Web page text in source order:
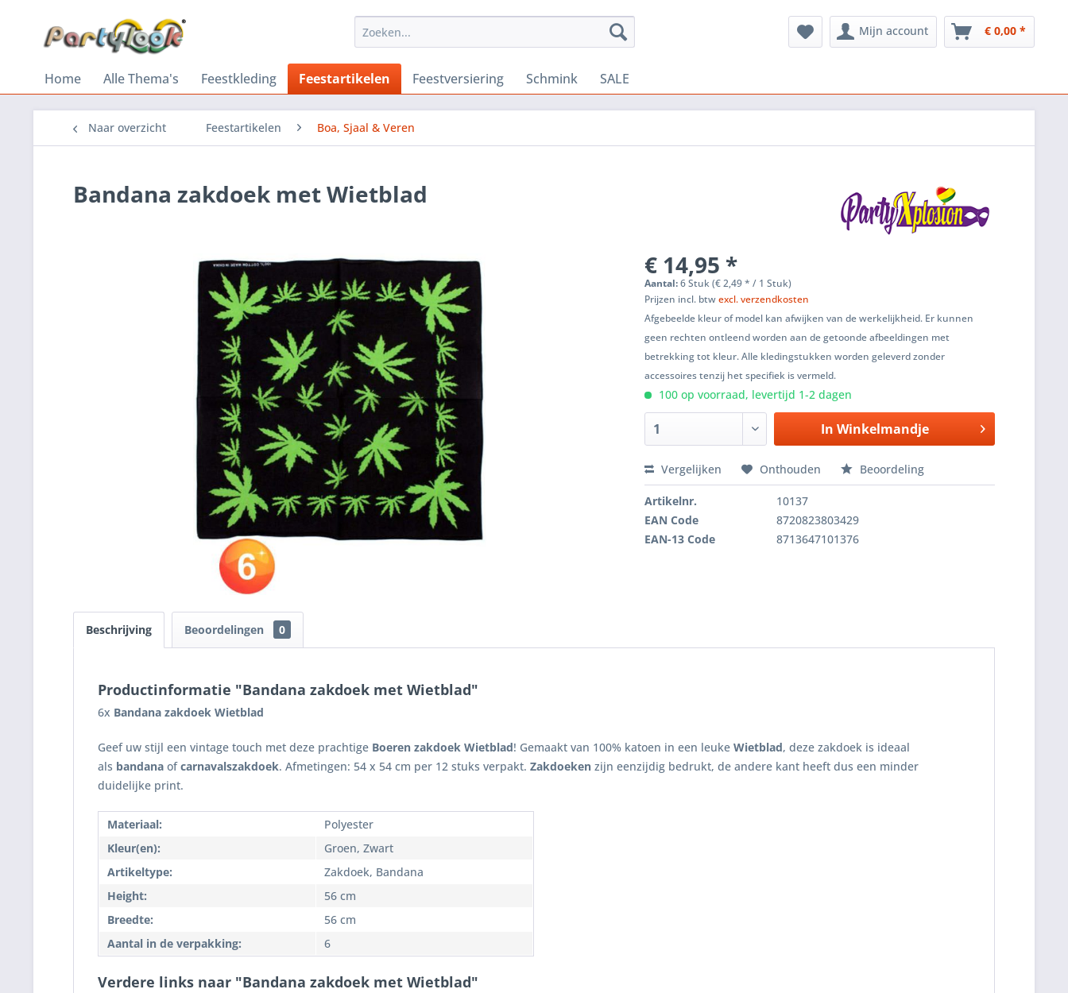
Mijn account € 0,00 *
Home Alle Thema's Feestkleding Feestartikelen Feestversiering Schmink SALE
Naar overzicht Feestartikelen Boa, Sjaal & Veren
Bandana zakdoek met Wietblad
€ 14,95 *
Aantal:6 Stuk (€ 2,49 * / 1 Stuk)
Prijzen incl. btwexcl. verzendkosten
Afgebeelde kleur of model kan afwijken van de werkelijkheid. Er kunnen
geen rechten ontleend worden aan de getoonde afbeeldingen met
betrekking tot kleur. Alle kledingstukken worden geleverd zonder
accessoires tenzij het specifiek is vermeld.
100 op voorraad, levertijd 1-2 dagen
In Winkelmandje
Vergelijken Onthouden Beoordeling
Artikelnr.
10137
EAN Code
8720823803429
EAN-13 Code
8713647101376
Beschrijving Beoordelingen 0
Productinformatie "Bandana zakdoek met Wietblad"
6x Bandana zakdoek Wietblad
Geef uw stijl een vintage touch met deze prachtige Boeren zakdoek Wietblad! Gemaakt van 100% katoen in een leuke Wietblad, deze zakdoek is ideaal
als bandana ofcarnavalszakdoek. Afmetingen: 54 x 54 cm per 12 stuks verpakt. Zakdoeken zijn eenzijdig bedrukt, de andere kant heeft dus een minder
duidelijke print.
Materiaal:
Polyester
Kleur(en):
Groen, Zwart
Artikeltype:
Zakdoek, Bandana
Height:
56 cm
Breedte:
56 cm
Aantal in de verpakking:
6
Verdere links naar "Bandana zakdoek met Wietblad"